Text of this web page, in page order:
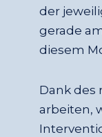
der
gerade
diesem
Dank des
arbeiten,